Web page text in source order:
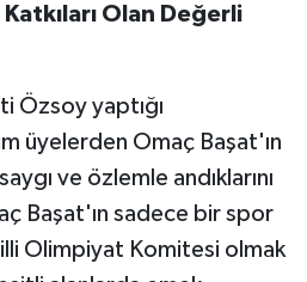
Olan Değerli
Özsoy yaptığı
üyelerden Omaç Başat'ın
ve özlemle andıklarını
Başat'ın sadece bir spor
Olimpiyat Komitesi olmak